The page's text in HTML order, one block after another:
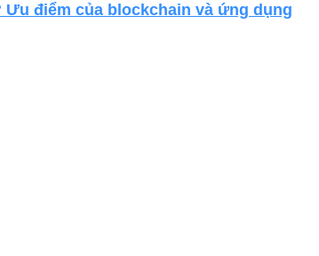
điểm của blockchain và ứng dụng